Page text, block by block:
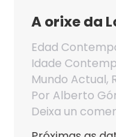
A orixe da
Edad
Idade
Mundo Actual,
Por Alberto
Deixa un